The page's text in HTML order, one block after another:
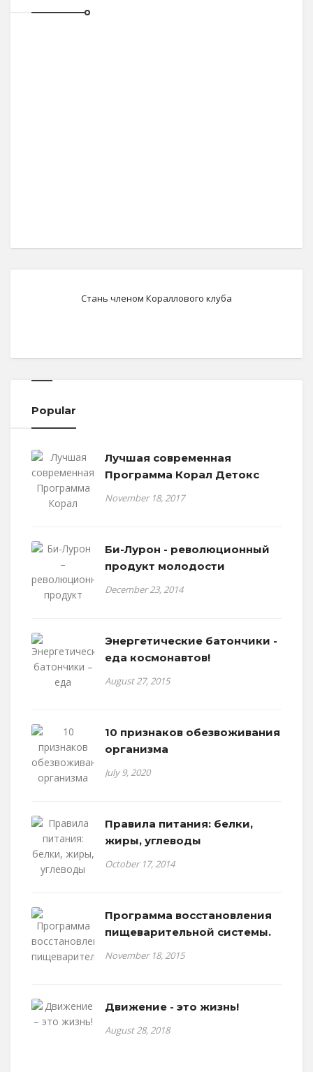
Стань членом Кораллового клуба
Popular
Лучшая современная
Программа Корал Детокс
November 18, 2017
Би-Лурон - революционный
продукт молодости
December 23, 2014
Энергетические батончики -
еда космонавтов!
August 27, 2015
10 признаков обезвоживания
организма
July 9, 2020
Правила питания: белки,
жиры, углеводы
October 17, 2014
Программа восстановления
пищеварительной системы.
November 18, 2015
Движение - это жизнь!
August 28, 2018